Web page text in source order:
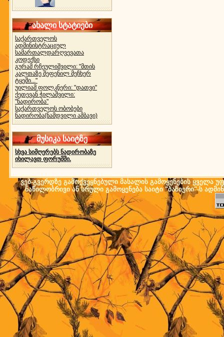
ახალი სტატიები
საქართველოს
ადმინისტრაციულ
სამართალდარღვევათა
კოდექსი
გურამ რჩეულიშვილი: "მთის
კალთაზე შეფენილ მეჩხერ
ტყეში..."
უილიამ ფოლკნერი: "დათვი"
ქეთევან ჭილაშვილი:
"ნადირობა"
საქართველოს ობობები
ნადირობა(ნამდვილი ამბავი)
მუსიკა საიტზე
სხვა სიმღერებს ნადირობაზე
იხილავთ ფორუმში.
ვებ-გვერდზე გამოქვეყნებული მასალის გამოყენების ყველა
ნაწილობრივი ან სრული გამოყენება საიტი "ბაზიერი"-ს